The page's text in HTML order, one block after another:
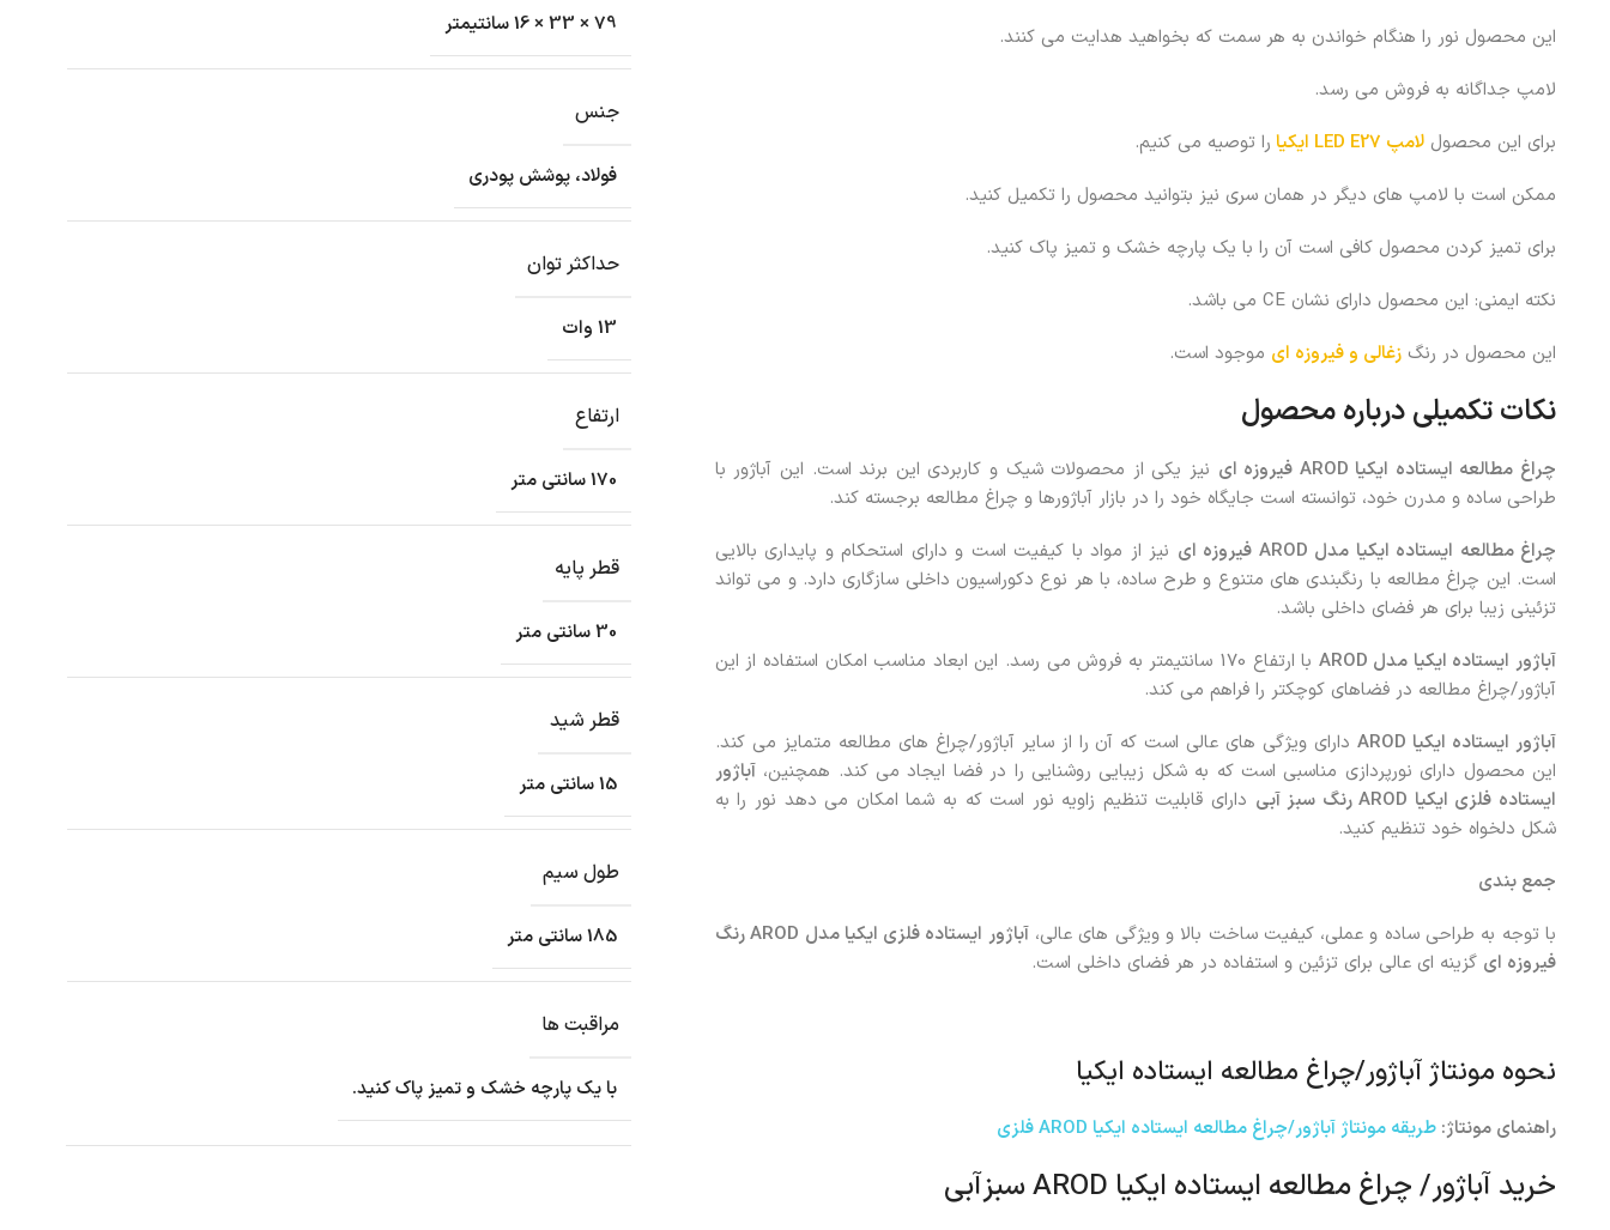
این محصول نور را هنگام خواندن به هر سمت که بخواهید هدایت می کنند.
لامپ جداگانه به فروش می رسد.
برای این محصول لامپ LED E27 ایکیا
را توصیه می کنیم.
ممکن است با لامپ های دیگر در همان سری نیز بتوانید محصول را تکمیل کنید.
برای تمیز کردن محصول کافی است آن را با یک پارچه خشک و تمیز پاک کنید.
نکته ایمنی: این محصول دارای نشان CE می باشد.
این محصول در رنگ زغالی و فیروزه ای موجود است.
نکات تکمیلی درباره محصول
چراغ مطالعه ایستاده ایکیا فیروزه ای نیز یکی از محصولات شیک و کاربردی این برند است. این آباژور با
طراحی ساده و مدرن خود، توانسته است جایگاه خود را در بازار آباژورها و چراغ مطالعه برجسته کند.
چراغ مطالعه ایستاده ایکیا مدل
فیروزه ای نیز از مواد با کیفیت است و دارای استحکام و پایداری بالایی
است. این چراغ مطالعه با رنگبندی های متنوع و طرح ساده، با هر نوع دکوراسیون داخلی سازگاری دارد. و می تواند
تزئینی زیبا برای هر فضای داخلی باشد.
آباژور ایستاده ایکیا مدل
با ارتفاع 170 سانتیمتر به فروش می رسد. این ابعاد مناسب امکان استفاده از این
آباژور/چراغ مطالعه در فضاهای کوچکتر را فراهم می کند.
آباژور ایستاده ایکیا
دارای ویژگی های عالی است که آن را از سایر آباژور/چراغ های مطالعه متمایز می کند.
این محصول دارای نورپردازی مناسبی است که به شکل زیبایی روشنایی را در فضا ایجاد می کند. همچنین،آباژور
ایستاده فلزی ایکیا
رنگ سبز آبی دارای قابلیت تنظیم زاویه نور است که به شما امکان می دهد نور را به
شکل دلخواه خود تنظیم کنید.
جمع بندی
با توجه به طراحی ساده و عملی، کیفیت ساخت بالا و ویژگی های عالی،آباژور ایستاده فلزی ایکیا مدل
رنگ
فیروزه ای گزینه ای عالی برای تزئین و استفاده در هر فضای داخلی است.
نحوه مونتاژ آباژور/چراغ مطالعه ایستاده ایکیا
راهنمای مونتاژ: طریقه مونتاژآباژور/چراغ مطالعه ایستاده ایکیا AROD فلزی
خریدآباژور/ چراغ مطالعه ایستاده ایکیا AROD سبزآبی
79 × 33 × 16 سانتیمتر
جنس
فولاد، پوشش پودری
حداکثر توان
13 وات
ارتفاع
170 سانتی متر
قطر پایه
30 سانتی متر
قطر شید
15 سانتی متر
طول سیم
185 سانتی متر
مراقبت ها
با یک پارچه خشک و تمیز پاک کنید.